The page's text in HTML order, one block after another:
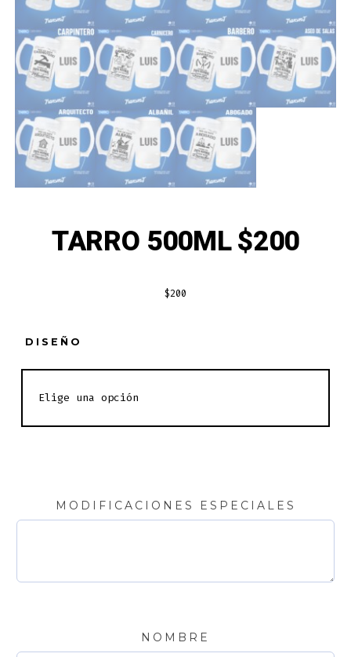
TARRO 500ML $200
$200
DISEÑO
MODIFICACIONES ESPECIALES
NOMBRE